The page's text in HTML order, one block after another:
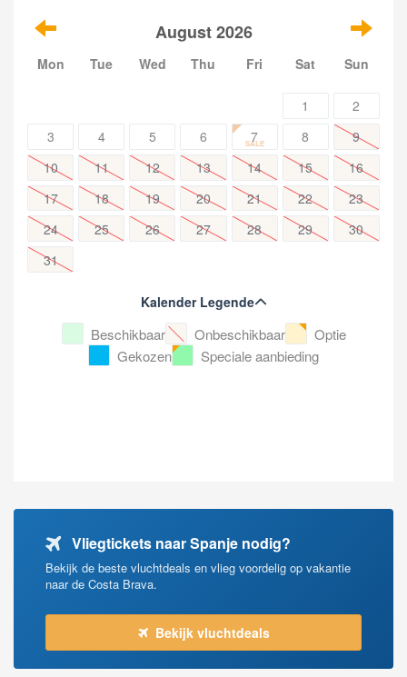
August 2026
Mon Tue Wed Thu Fri Sat Sun
1
2
3
4 5 6 7
SALE 8
9
10
11 12 13 14 15
16
17
18 19 20 21 22
23
24
25 26 27 28 29
30
31
Kalender Legende
Beschikbaar Onbeschikbaar
Optie
Gekozen
Speciale aanbieding
Vliegtickets naar Spanje nodig?
Bekijk de beste vluchtdeals en vlieg voordelig op vakantie
naar de Costa Brava.
Bekijk vluchtdeals